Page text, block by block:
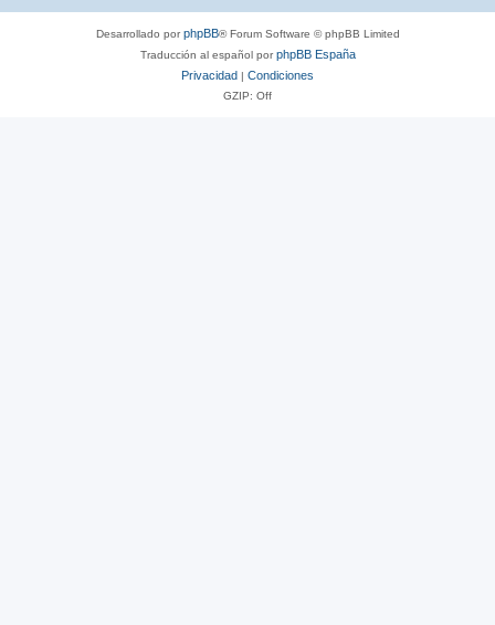
Desarrollado porphpBB® Forum Software © phpBB Limited
Traducción al español porphpBB España
Privacidad | Condiciones
GZIP: Off